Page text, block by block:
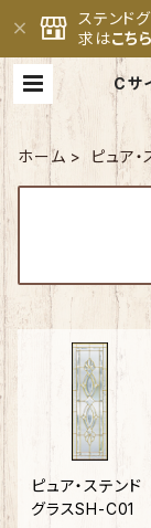
ステンド
求はこちら
Cサ
ホ
ホーム
ピュア
ピュア・ステンド
グラスSH-C01